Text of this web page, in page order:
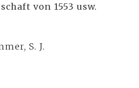
von 1553 usw.
S. J.